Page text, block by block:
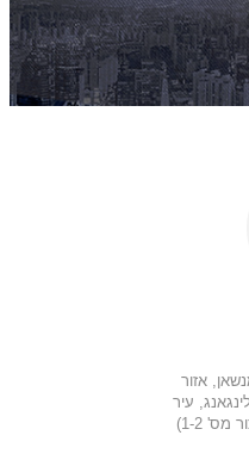
מנשאן, אזור
עיר
1-2)